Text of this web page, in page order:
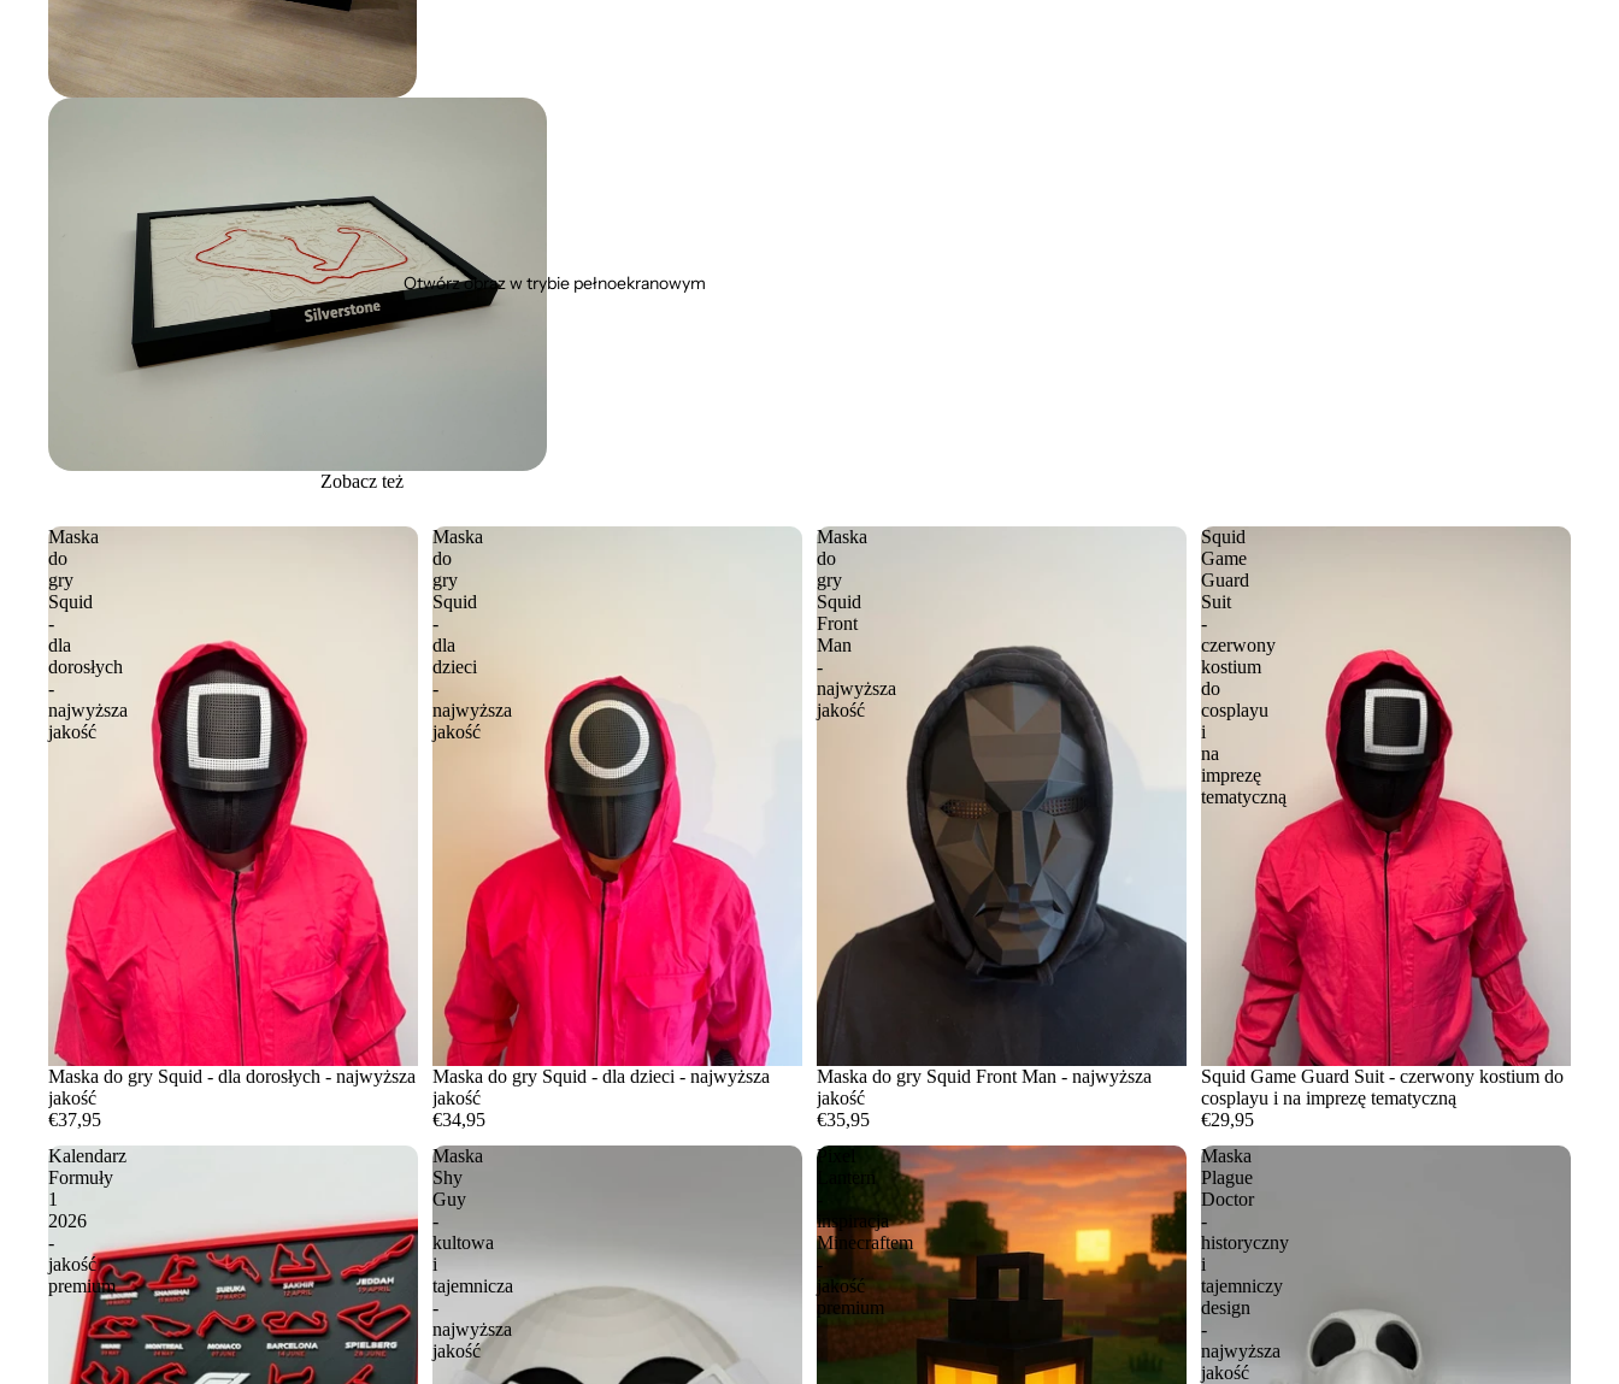
Otwórz obraz w trybie pełnoekranowym
Zobacz też
Maska
do
gry
Squid
-
dla
dorosłych
-
najwyższa
jakość
Maska do gry Squid - dla dorosłych - najwyższa
jakość
€37,95
Maska
do
gry
Squid
-
dla
dzieci
-
najwyższa
jakość
Maska do gry Squid - dla dzieci - najwyższa
jakość
€34,95
Maska
do
gry
Squid
Front
Man
-
najwyższa
jakość
Maska do gry Squid Front Man - najwyższa
jakość
€35,95
Squid
Game
Guard
Suit
-
czerwony
kostium
do
cosplayu
i
na
imprezę
tematyczną
Squid Game Guard Suit - czerwony kostium do
cosplayu i na imprezę tematyczną
€29,95
Kalendarz
Formuły
1
2026
-
jakość
premium
Maska
Shy
Guy
-
kultowa
i
tajemnicza
-
najwyższa
jakość
Pixel
Lantern
inspiracja
Minecraftem
-
jakość
premium
Maska
Plague
Doctor
-
historyczny
i
tajemniczy
design
-
najwyższa
jakość